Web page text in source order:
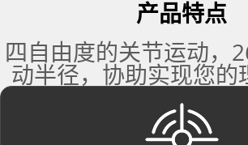
产品特点
四自由度的关节运动，
动半径，协助实现您的